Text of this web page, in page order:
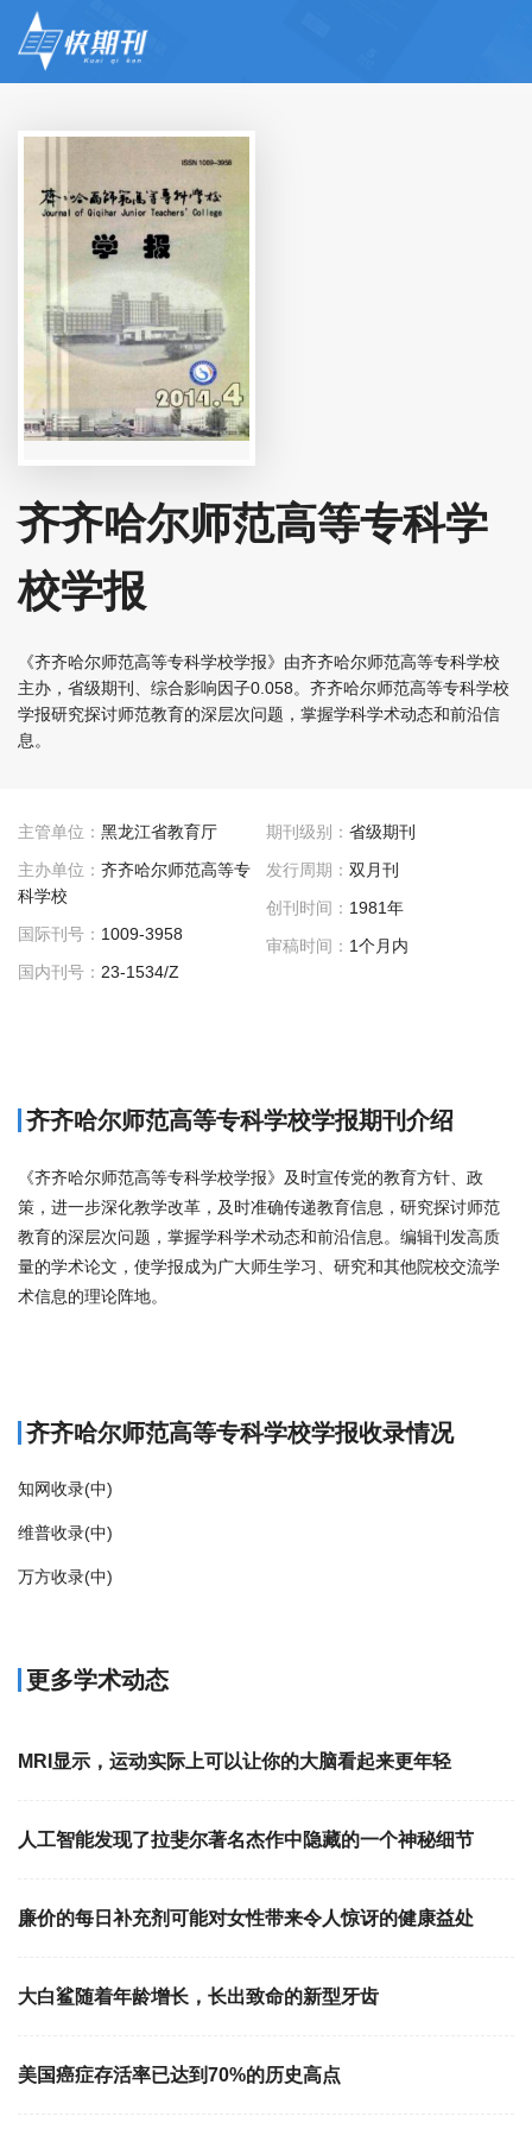
齐齐哈尔师范高等专科学
校学报
《齐齐哈尔师范高等专科学校学报》由齐齐哈尔师范高等专科学校
主办，省级期刊、综合影响因子0.058。齐齐哈尔师范高等专科学校
学报研究探讨师范教育的深层次问题，掌握学科学术动态和前沿信
息。
主管单位： 黑龙江省教育厅
主办单位： 齐齐哈尔师范高等专
科学校
国际刊号： 1009-3958
国内刊号： 23-1534/Z
期刊级别： 省级期刊
发行周期： 双月刊
创刊时间： 1981年
审稿时间： 1个月内
齐齐哈尔师范高等专科学校学报期刊介绍
《齐齐哈尔师范高等专科学校学报》及时宣传党的教育方针、政
策，进一步深化教学改革，及时准确传递教育信息，研究探讨师范
教育的深层次问题，掌握学科学术动态和前沿信息。编辑刊发高质
量的学术论文，使学报成为广大师生学习、研究和其他院校交流学
术信息的理论阵地。
齐齐哈尔师范高等专科学校学报收录情况
知网收录(中)
维普收录(中)
万方收录(中)
更多学术动态
MRI显示，运动实际上可以让你的大脑看起来更年轻
人工智能发现了拉斐尔著名杰作中隐藏的一个神秘细节
廉价的每日补充剂可能对女性带来令人惊讶的健康益处
大白鲨随着年龄增长，长出致命的新型牙齿
美国癌症存活率已达到70%的历史高点